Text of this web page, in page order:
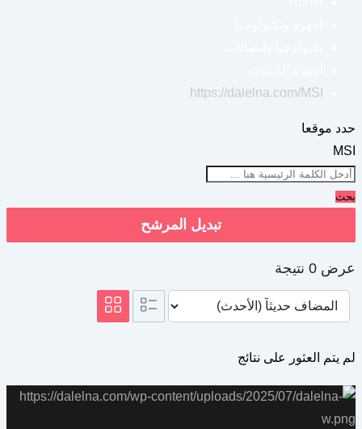
https://dalelna.com/MSI
حدد موقعا
MSI
بحث
تبديل المرشح
عرض 0 نتيجة
لم يتم العثور على نتائج